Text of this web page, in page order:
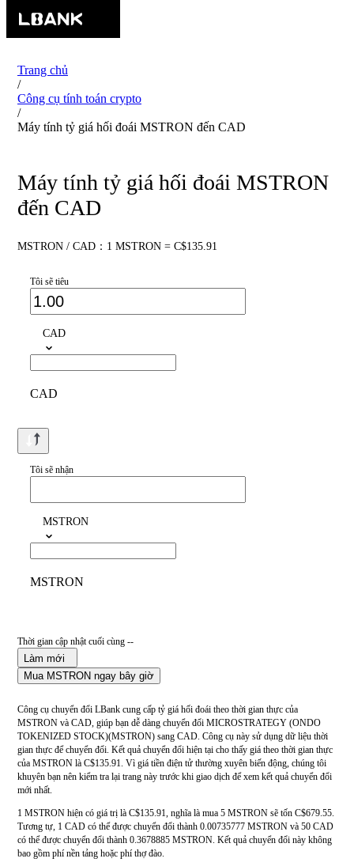
Trang chủ
/
Công cụ tính toán crypto
/
Máy tính tỷ giá hối đoái MSTRON đến CAD
Máy tính tỷ giá hối đoái MSTRON
đến CAD
MSTRON / CAD：1 MSTRON = C$135.91
Tôi sẽ tiêu
CAD
CAD
Tôi sẽ nhận
MSTRON
MSTRON
Thời gian cập nhật cuối cùng --
Làm mới
Mua MSTRON ngay bây giờ
Công cụ chuyển đổi LBank cung cấp tỷ giá hối đoái theo thời gian thực của
MSTRON và CAD, giúp bạn dễ dàng chuyển đổi MICROSTRATEGY (ONDO
TOKENIZED STOCK)(MSTRON) sang CAD. Công cụ này sử dụng dữ liệu thời
gian thực để chuyển đổi. Kết quả chuyển đổi hiện tại cho thấy giá theo thời gian thực
của MSTRON là C$135.91. Vì giá tiền điện tử thường xuyên biến động, chúng tôi
khuyên bạn nên kiểm tra lại trang này trước khi giao dịch để xem kết quả chuyển đổi
mới nhất.
1 MSTRON hiện có giá trị là C$135.91, nghĩa là mua 5 MSTRON sẽ tốn C$679.55.
Tương tự, 1 CAD có thể được chuyển đổi thành 0.00735777 MSTRON và 50 CAD
có thể được chuyển đổi thành 0.3678885 MSTRON. Kết quả chuyển đổi này không
bao gồm phí nền tảng hoặc phí thợ đào.